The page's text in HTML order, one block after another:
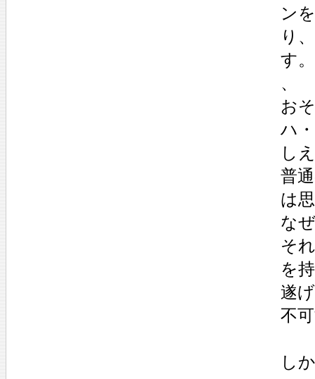
ン
り
す。
、
お
ハ
し
普
は
な
そ
を
遂
不
し